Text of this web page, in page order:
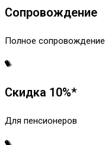
Сопровождение
Полное
Скидка 10%*
Для пенсионеров